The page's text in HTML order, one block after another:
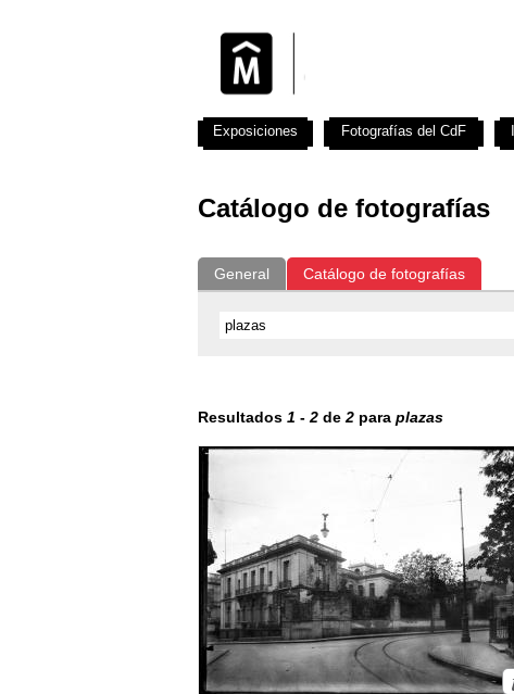
Catálogo de fotografías
General Catálogo de fotografías
Resultados 1 - 2 de 2 para plazas
Exposiciones Fotografías del CdF